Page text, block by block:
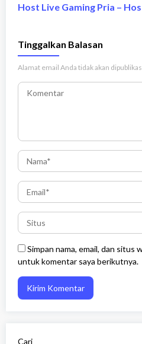
Tinggalkan Balasan
Alamat email Anda tidak akan
Simpan nama, email, dan situs
untuk komentar saya berikutnya.
Cari